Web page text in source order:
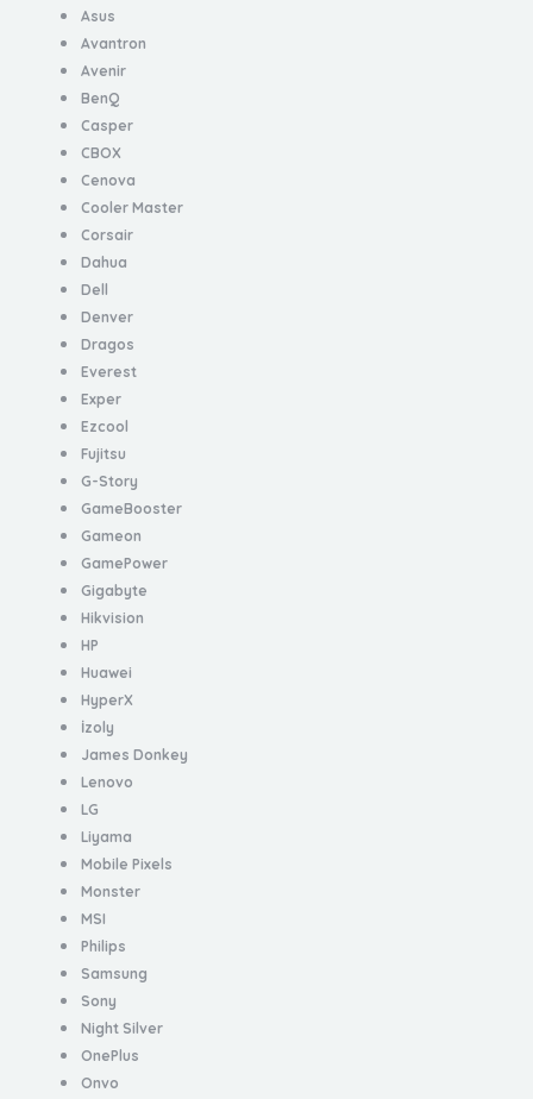
Asus
Avantron
Avenir
BenQ
Casper
CBOX
Cenova
Cooler Master
Corsair
Dahua
Dell
Denver
Dragos
Everest
Exper
Ezcool
Fujitsu
G-Story
GameBooster
Gameon
GamePower
Gigabyte
Hikvision
HP
Huawei
HyperX
İzoly
James Donkey
Lenovo
LG
Liyama
Mobile Pixels
Monster
MSI
Philips
Samsung
Sony
Night Silver
OnePlus
Onvo